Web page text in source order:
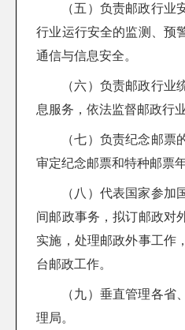
（五）负责邮政行业
行业运行安全的监测、预
通信与信息安全。
（六）负责邮政行业
息服务，依法监督邮政行
（七）负责纪念邮票
审定纪念邮票和特种邮票
（八）代表国家参加
间邮政事务，拟订邮政对
实施，处理邮政外事工作
台邮政工作。
（九）垂直管理各省
理局。